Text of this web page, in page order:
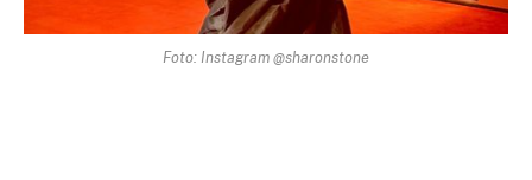
Foto: Instagram @sharonstone